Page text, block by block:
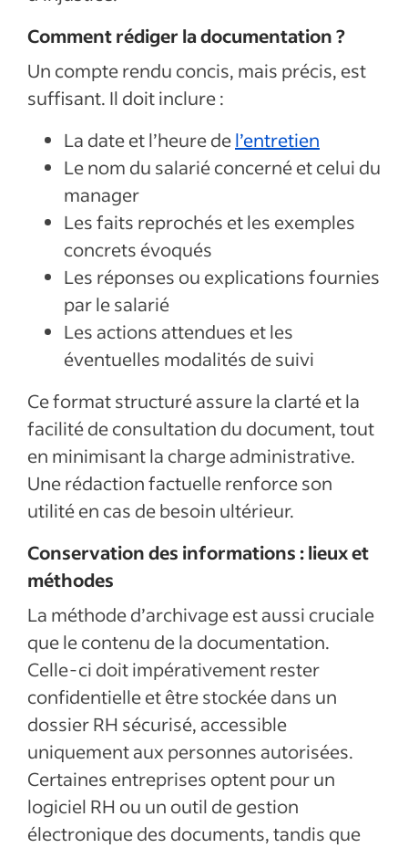
Comment rédiger la documentation ?
Un compte rendu concis, mais précis, est
suffisant. Il doit inclure :
La date et l’heure del’entretien
Le nom du salarié concerné et celui du
manager
Les faits reprochés et les exemples
concrets évoqués
Les réponses ou explications fournies
par le salarié
Les actions attendues et les
éventuelles modalités de suivi
Ce format structuré assure la clarté et la
facilité de consultation du document, tout
en minimisant la charge administrative.
Une rédaction factuelle renforce son
utilité en cas de besoin ultérieur.
Conservation des informations : lieux et
méthodes
La méthode d’archivage est aussi cruciale
que le contenu de la documentation.
Celle-ci doit impérativement rester
confidentielle et être stockée dans un
dossier RH sécurisé, accessible
uniquement aux personnes autorisées.
Certaines entreprises optent pour un
logiciel RH ou un outil de gestion
électronique des documents, tandis que